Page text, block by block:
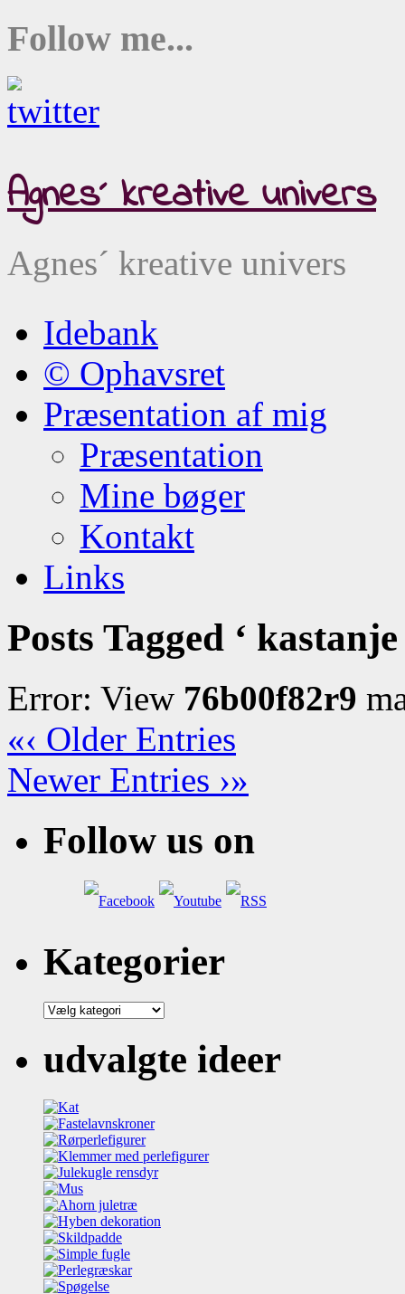
Follow me...
Agnes´ kreative univers
Agnes´ kreative univers
Idebank
© Ophavsret
Præsentation af mig
Præsentation
Mine bøger
Kontakt
Links
Posts Tagged ‘ kastanje
Error: View 76b00f82r9
«‹ Older Entries
Newer Entries ›»
Follow us on
Kategorier
Kategorier
udvalgte ideer